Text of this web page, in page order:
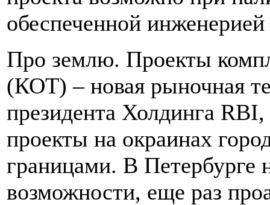
обеспеченной
Про землю. Проекты
(КОТ) – новая рыночная
президента Холдинга
проекты на окраинах
границами. В Петербурге
возможности, еще раз